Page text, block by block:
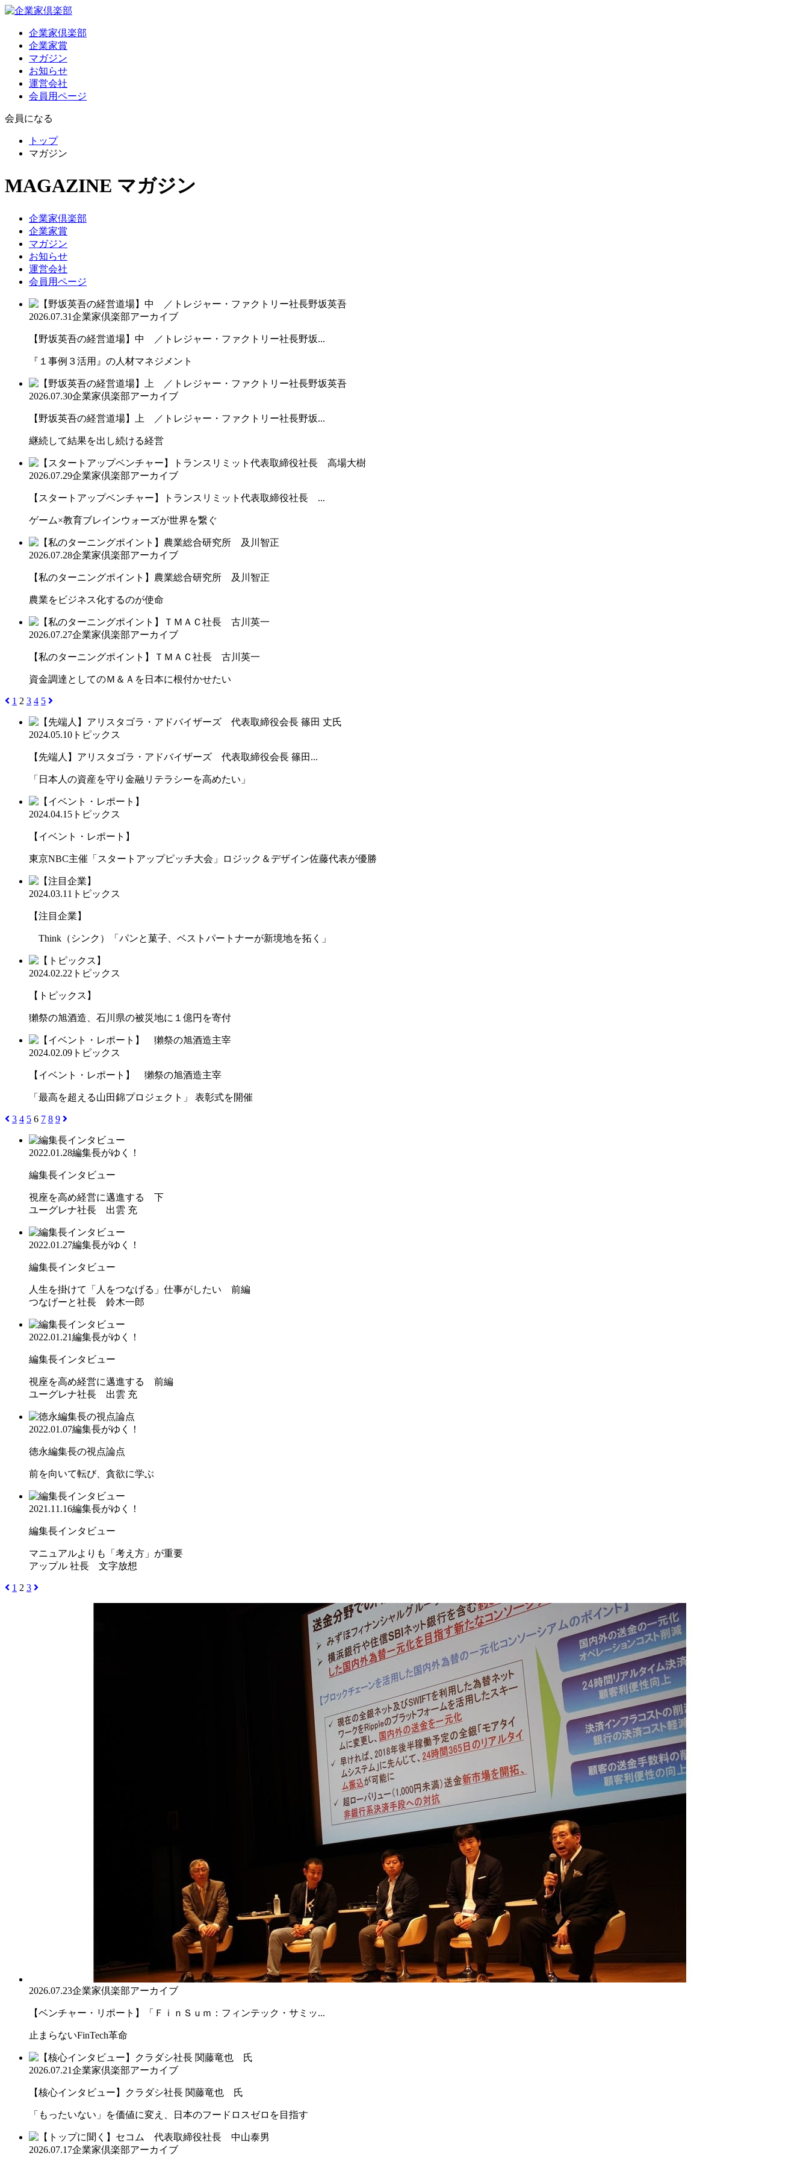
企業家倶楽部
企業家賞
マガジン
お知らせ
運営会社
会員用ページ
会員になる
トップ
マガジン
MAGAZINE マガジン
企業家倶楽部
企業家賞
マガジン
お知らせ
運営会社
会員用ページ
2026.07.31企業家倶楽部アーカイブ
【野坂英吾の経営道場】中 ／トレジャー・ファクトリー社長野坂...
『１事例３活用』の人材マネジメント
2026.07.30企業家倶楽部アーカイブ
【野坂英吾の経営道場】上 ／トレジャー・ファクトリー社長野坂...
継続して結果を出し続ける経営
2026.07.29企業家倶楽部アーカイブ
【スタートアップベンチャー】トランスリミット代表取締役社長 ...
ゲーム×教育ブレインウォーズが世界を繋ぐ
2026.07.28企業家倶楽部アーカイブ
【私のターニングポイント】農業総合研究所 及川智正
農業をビジネス化するのが使命
2026.07.27企業家倶楽部アーカイブ
【私のターニングポイント】ＴＭＡＣ社長 古川英一
資金調達としてのＭ＆Ａを日本に根付かせたい
1 2 3 4 5
2024.05.10 トピックス
【先端人】アリスタゴラ・アドバイザーズ 代表取締役会長 篠田...
「日本人の資産を守り金融リテラシーを高めたい」
2024.04.15 トピックス
【イベント・レポート】
東京NBC主催「スタートアップピッチ大会」ロジック＆デザイン佐藤代表が優勝
2024.03.11 トピックス
【注目企業】
Think（シンク）「パンと菓子、ベストパートナーが新境地を拓く」
2024.02.22 トピックス
【トピックス】
獺祭の旭酒造、石川県の被災地に１億円を寄付
2024.02.09 トピックス
【イベント・レポート】 獺祭の旭酒造主宰
「最高を超える山田錦プロジェクト」 表彰式を開催
3 4 5 6 7 8 9
2022.01.28編集長がゆく！
編集長インタビュー
視座を高め経営に邁進する 下
ユーグレナ社長 出雲 充
2022.01.27編集長がゆく！
編集長インタビュー
人生を掛けて「人をつなげる」仕事がしたい 前編
つなげーと社長 鈴木一郎
2022.01.21編集長がゆく！
編集長インタビュー
視座を高め経営に邁進する 前編
ユーグレナ社長 出雲 充
2022.01.07編集長がゆく！
徳永編集長の視点論点
前を向いて転び、貪欲に学ぶ
2021.11.16編集長がゆく！
編集長インタビュー
マニュアルよりも「考え方」が重要
アップル 社長 文字放想
1 2 3
2026.07.23企業家倶楽部アーカイブ
【ベンチャー・リポート】「ＦｉｎＳｕｍ：フィンテック・サミッ...
止まらないFinTech革命
2026.07.21企業家倶楽部アーカイブ
【核心インタビュー】クラダシ社長 関藤竜也 氏
「もったいない」を価値に変え、日本のフードロスゼロを目指す
2026.07.17企業家倶楽部アーカイブ